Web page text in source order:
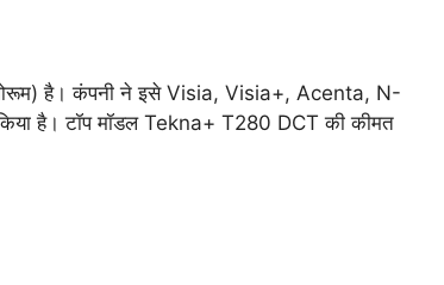
है। कंपनी ने इसे Visia, Visia+, Acenta, N-
है। टॉप मॉडल Tekna+ T280 DCT की कीमत